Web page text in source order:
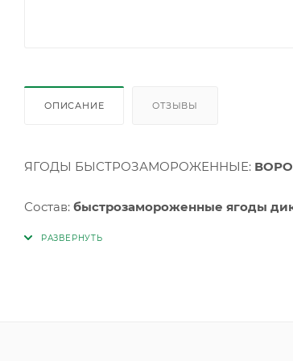
ОПИСАНИЕ ОТЗЫВЫ
ЯГОДЫ БЫСТРОЗАМОРОЖЕННЫЕ:
Состав: быстрозамороженные ягоды